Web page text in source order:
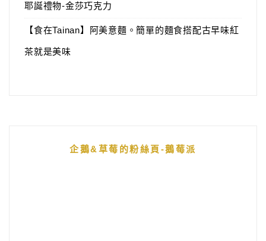
耶誕禮物-金莎巧克力
【食在Tainan】阿美意麵。簡單的麵食搭配古早味紅
茶就是美味
企鵝&草莓的粉絲頁-鵝莓派